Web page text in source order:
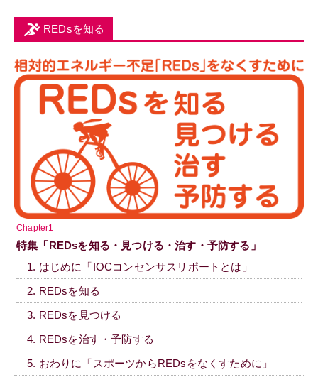
REDsを知る
Chapter1
特集「REDsを知る・見つける・治す・予防する」
1. はじめに「IOCコンセンサスリポートとは」
2. REDsを知る
3. REDsを見つける
4. REDsを治す・予防する
5. おわりに「スポーツからREDsをなくすために」